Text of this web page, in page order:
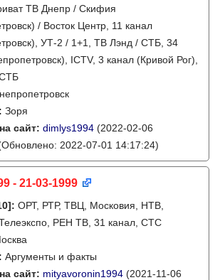
ТВ Днепр / Скифия
/ Восток Центр, 11 канал
УТ-2 / 1+1, ТВ Лэнд / СТБ, 34
ICTV, 3 канал (Кривой Рог),
Зоря
сайт: dimlys1994 (2022-02-06
2022-07-01 14:17:24)
- 21-03-1999
: ОРТ, РТР, ТВЦ, Московия, НТВ,
Телеэкспо, РЕН ТВ, 31 канал, СТС
Аргументы и факты
сайт: mityavoronin1994 (2021-11-06